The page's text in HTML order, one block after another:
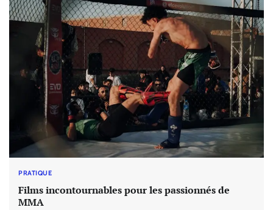
PRATIQUE
Films incontournables pour les passionnés de
MMA